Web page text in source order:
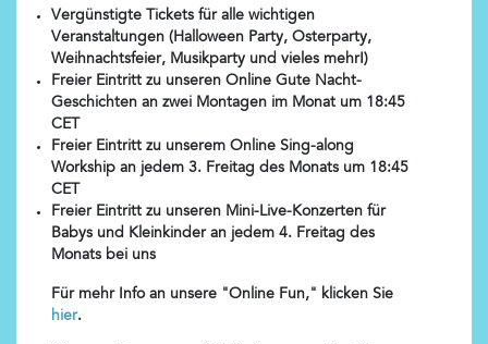
Vergünstigte Tickets für alle wichtigen
Veranstaltungen (Halloween Party, Osterparty,
Weihnachtsfeier, Musikparty und vieles mehr!)
Freier Eintritt zu unseren Online Gute Nacht-
Geschichten an zwei Montagen im Monat um 18:45
CET
Freier Eintritt zu unserem Online Sing-along
Workship an jedem 3. Freitag des Monats um 18:45
CET
Freier Eintritt zu unseren Mini-Live-Konzerten für
Babys und Kleinkinder an jedem 4. Freitag des
Monats bei uns
Für mehr Info an unsere "Online Fun," klicken Sie
hier.